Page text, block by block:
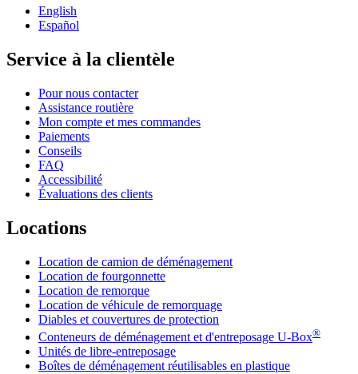
English
Español
Service à la clientèle
Pour nous contacter
Assistance routière
Mon compte et mes commandes
Paiements
Conseils
FAQ
Accessibilité
Évaluations des clients
Locations
Location de camion de déménagement
Location de fourgonnette
Location de remorque
Location de véhicule de remorquage
Diables et couvertures de protection
Conteneurs de déménagement et d'entreposage U-Box®
Unités de libre-entreposage
Boîtes de déménagement réutilisables en plastique